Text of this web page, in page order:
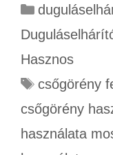
Hasznos
csőgörény
csőgörény
használata